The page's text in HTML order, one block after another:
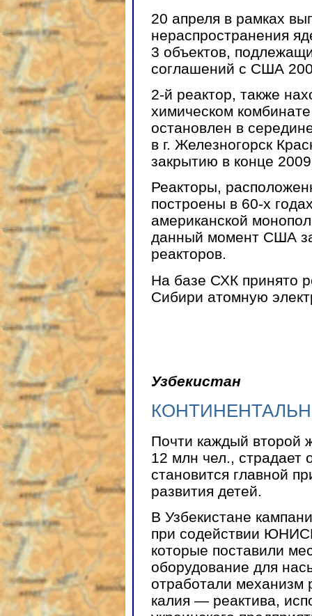
20 апреля в рамках
нераспространения
3 объектов,
соглашений с США
2-й реактор, также
химическом
остановлен в
в г. Железногорск
закрытию в конце 2009
Реакторы,
построены в 60-х
американской
данный момент США
реакторов.
На базе СХК принято
Сибири атомную
Узбекистан
Почти каждый второй
12 млн чел.,
становится главной
развития детей.
В Узбекистане
при содействии
которые поставили
оборудование для
отработали механизм
калия — реактива,